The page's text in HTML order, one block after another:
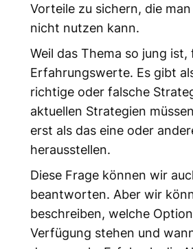
Vorteile zu sichern, die
nicht nutzen kann.
Weil das Thema so jung ist,
Erfahrungswerte. Es gibt
richtige oder falsche
aktuellen Strategien
erst als das eine oder
herausstellen.
Diese Frage können wir
beantworten. Aber wir
beschreiben, welche
Verfügung stehen und